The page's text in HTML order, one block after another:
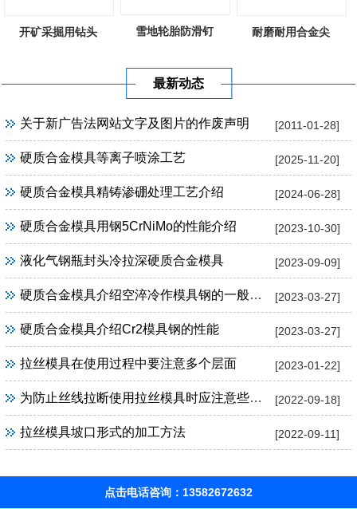
开矿采掘用钻头 雪地轮胎防滑钉 耐磨耐用合金尖
最新动态
[2011-01-28]
关于新广告法网站文字及图片的作废声明
[2025-11-20]
硬质合金模具等离子喷涂工艺
[2024-06-28]
硬质合金模具精铸渗硼处理工艺介绍
[2023-10-30]
硬质合金模具用钢5CrNiMo的性能介绍
[2023-09-09]
液化气钢瓶封头冷拉深硬质合金模具
[2023-03-27]
硬质合金模具介绍空淬冷作模具钢的一般特性
[2023-03-27]
硬质合金模具介绍Cr2模具钢的性能
[2023-01-22]
拉丝模具在使用过程中要注意多个层面
[2022-09-18]
为防止丝线拉断使用拉丝模具时应注意些什么
[2022-09-11]
拉丝模具坡口形式的加工方法
点击电话咨询：13582672632